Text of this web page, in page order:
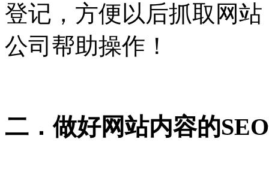
登记，方便以后抓取网
公司帮助操作！
二．做好网站内容的